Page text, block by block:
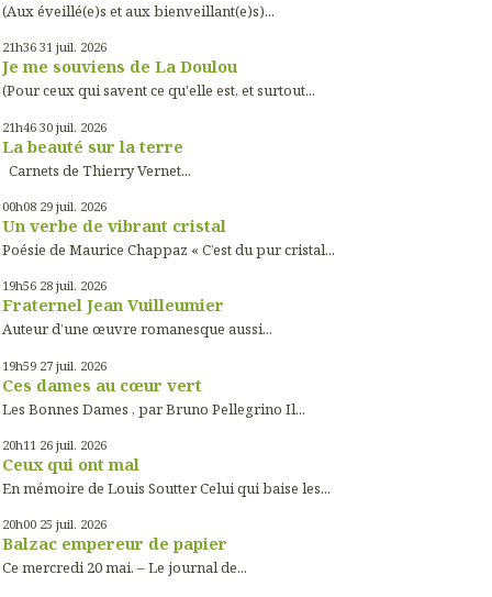
(Aux éveillé(e)s et aux bienveillant(e)s)...
21h36 31 juil. 2026
Je me souviens de La Doulou
(Pour ceux qui savent ce qu'elle est, et surtout...
21h46 30 juil. 2026
La beauté sur la terre
Carnets de Thierry Vernet...
00h08 29 juil. 2026
Un verbe de vibrant cristal
Poésie de Maurice Chappaz « C’est du pur cristal...
19h56 28 juil. 2026
Fraternel Jean Vuilleumier
Auteur d’une œuvre romanesque aussi...
19h59 27 juil. 2026
Ces dames au cœur vert
Les Bonnes Dames , par Bruno Pellegrino Il...
20h11 26 juil. 2026
Ceux qui ont mal
En mémoire de Louis Soutter Celui qui baise les...
20h00 25 juil. 2026
Balzac empereur de papier
Ce mercredi 20 mai. – Le journal de...